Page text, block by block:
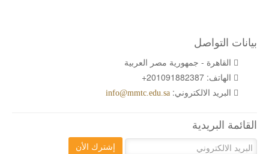
بيانات التواصل
القاهرة - جمهورية مصر العربية
الهاتف: +201091882387
البريد الالكتروني: info@mmtc.edu.sa
القائمة البريدية
إشترك الأن